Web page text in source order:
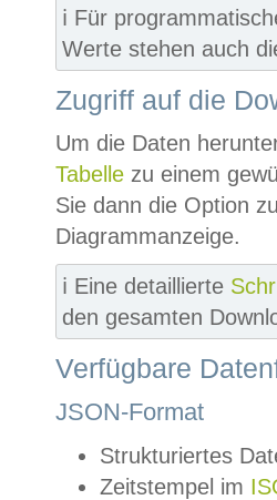
ℹ️ Für
Werte stehen auch
Zugriff auf die
Um die Daten
Tabelle zu einem
Sie dann die Option
Diagrammanzeige.
ℹ️ Eine detaillierte
den gesamten
Verfügbare
JSON-Format
Strukturiertes
Zeitstempel im